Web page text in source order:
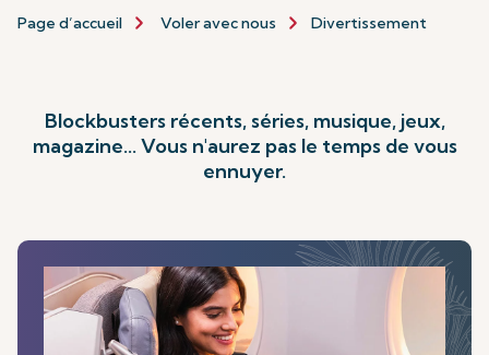
Page d’accueil Voler avec nous Divertissement
Blockbusters récents, séries, musique, jeux,
magazine... Vous n'aurez pas le temps de vous
ennuyer.